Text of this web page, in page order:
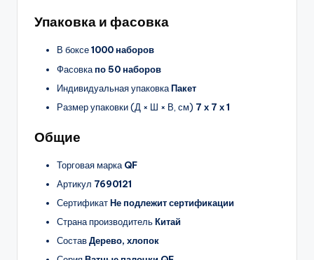
Упаковка и фасовка
В боксе1000 наборов
Фасовкапо 50 наборов
Индивидуальная упаковкаПакет
Размер упаковки (Д × Ш × В, см) 7 х 7 х 1
Общие
Торговая марка QF
Артикул 7690121
СертификатНе подлежит сертификации
Страна производительКитай
СоставДерево, хлопок